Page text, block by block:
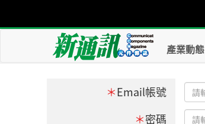
產業動態
＊Email帳號
＊密碼